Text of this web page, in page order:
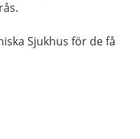
Sjukhus för de få